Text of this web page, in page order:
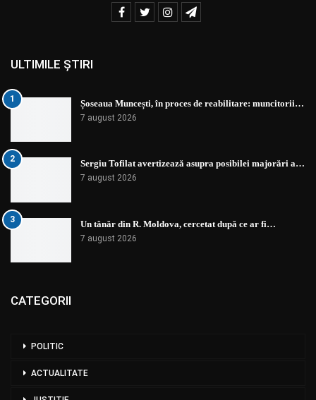
ULTIMILE ȘTIRI
1 Șoseaua Muncești, în proces de reabilitare: muncitorii…
7 august 2026
2 Sergiu Tofilat avertizează asupra posibilei majorări a…
7 august 2026
3 Un tânăr din R. Moldova, cercetat după ce ar fi…
7 august 2026
CATEGORII
POLITIC
ACTUALITATE